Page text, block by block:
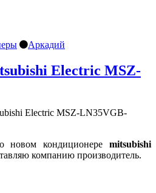
Аркадий
Electric MSZ-
новом кондиционере mitsubishi
компанию производитель.